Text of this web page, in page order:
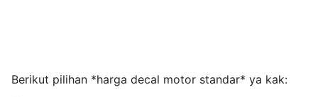
Berikut pilihan *harga decal motor standar* ya kak: